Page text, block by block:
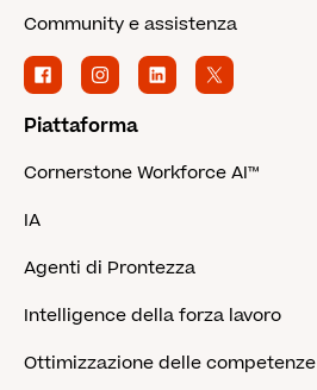
Community e assistenza
Piattaforma
Cornerstone Workforce AI™
IA
Agenti di Prontezza
Intelligence della forza lavoro
Ottimizzazione delle competenze